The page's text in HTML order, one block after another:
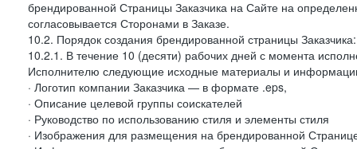
брендированной Страницы Заказчика на Сайте на
согласовывается Сторонами в Заказе.
10.2. Порядок создания брендированной страницы Заказчика:
10.2.1. В течение 10 (десяти) рабочих дней с момента
Исполнителю следующие исходные материалы и
· Логотип компании Заказчика — в формате .eps,
· Описание целевой группы соискателей
· Руководство по использованию стиля и элементы стиля
· Изображения для размещения на брендированной